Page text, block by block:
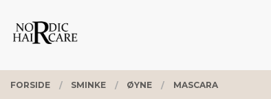
innholdet
PRODUKTER
FORSIDE SMINKE ØYNE MASCARA